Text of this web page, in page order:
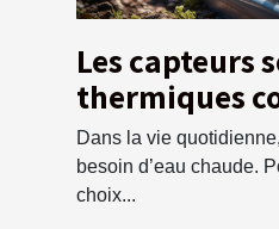
Les capteurs
thermiques
vos besoins ?
Dans la vie
besoin d’eau chaude.
choix...